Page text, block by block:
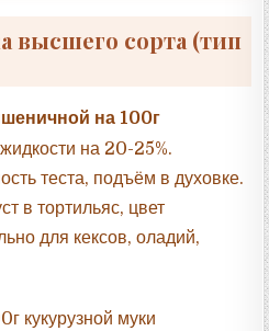
высшего сорта (тип
на 100г
на 20-25%.
теста, подъём в духовке.
в тортильяс, цвет
для кексов, оладий,
кукурузной муки